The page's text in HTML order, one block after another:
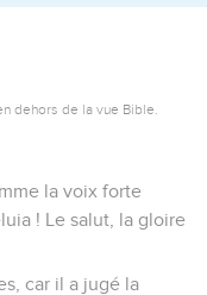
dehors de la vue Bible.
la voix forte
! Le salut, la gloire
car il a jugé la